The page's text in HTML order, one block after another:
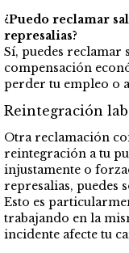
¿Puedo reclamar
represalias?
Sí, puedes reclamar
compensación
perder tu empleo o
Reintegración
Otra reclamación
reintegración a tu
injustamente o
represalias, puedes
Esto es
trabajando en la
incidente afecte tu